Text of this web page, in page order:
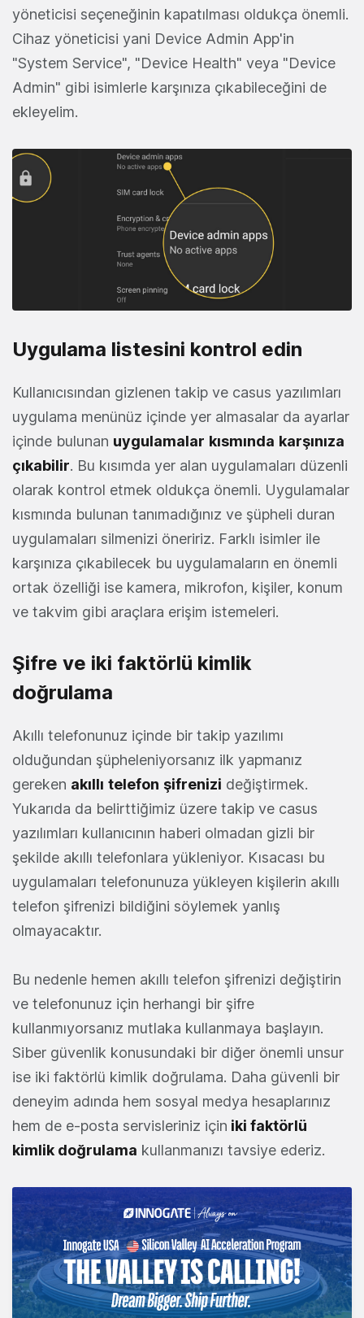
yöneticisi seçeneğinin kapatılması oldukça önemli.
Cihaz yöneticisi yani Device Admin App'in
"System Service", "Device Health" veya "Device
Admin" gibi isimlerle karşınıza çıkabileceğini de
ekleyelim.
Uygulama listesini kontrol edin
Kullanıcısından gizlenen takip ve casus yazılımları
uygulama menünüz içinde yer almasalar da ayarlar
içinde bulunan uygulamalar kısmında karşınıza
çıkabilir. Bu kısımda yer alan uygulamaları düzenli
olarak kontrol etmek oldukça önemli. Uygulamalar
kısmında bulunan tanımadığınız ve şüpheli duran
uygulamaları silmenizi öneririz. Farklı isimler ile
karşınıza çıkabilecek bu uygulamaların en önemli
ortak özelliği ise kamera, mikrofon, kişiler, konum
ve takvim gibi araçlara erişim istemeleri.
Şifre ve iki faktörlü kimlik
doğrulama
Akıllı telefonunuz içinde bir takip yazılımı
olduğundan şüpheleniyorsanız ilk yapmanız
gereken akıllı telefon şifrenizi değiştirmek.
Yukarıda da belirttiğimiz üzere takip ve casus
yazılımları kullanıcının haberi olmadan gizli bir
şekilde akıllı telefonlara yükleniyor. Kısacası bu
uygulamaları telefonunuza yükleyen kişilerin akıllı
telefon şifrenizi bildiğini söylemek yanlış
olmayacaktır.
Bu nedenle hemen akıllı telefon şifrenizi değiştirin
ve telefonunuz için herhangi bir şifre
kullanmıyorsanız mutlaka kullanmaya başlayın.
Siber güvenlik konusundaki bir diğer önemli unsur
ise iki faktörlü kimlik doğrulama. Daha güvenli bir
deneyim adında hem sosyal medya hesaplarınız
hem de e-posta servisleriniz için iki faktörlü
kimlik doğrulama kullanmanızı tavsiye ederiz.